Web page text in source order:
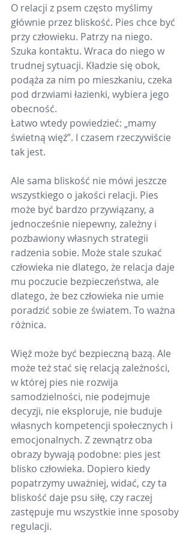
O relacji z psem często myślimy
głównie przez bliskość. Pies chce być
przy człowieku. Patrzy na niego.
Szuka kontaktu. Wraca do niego w
trudnej sytuacji. Kładzie się obok,
podąża za nim po mieszkaniu, czeka
pod drzwiami łazienki, wybiera jego
obecność.
Łatwo wtedy powiedzieć: „mamy
świetną więź”. I czasem rzeczywiście
tak jest.
Ale sama bliskość nie mówi jeszcze
wszystkiego o jakości relacji. Pies
może być bardzo przywiązany, a
jednocześnie niepewny, zależny i
pozbawiony własnych strategii
radzenia sobie. Może stale szukać
człowieka nie dlatego, że relacja daje
mu poczucie bezpieczeństwa, ale
dlatego, że bez człowieka nie umie
poradzić sobie ze światem. To ważna
różnica.
Więź może być bezpieczną bazą. Ale
może też stać się relacją zależności,
w której pies nie rozwija
samodzielności, nie podejmuje
decyzji, nie eksploruje, nie buduje
własnych kompetencji społecznych i
emocjonalnych. Z zewnątrz oba
obrazy bywają podobne: pies jest
blisko człowieka. Dopiero kiedy
popatrzymy uważniej, widać, czy ta
bliskość daje psu siłę, czy raczej
zastępuje mu wszystkie inne sposoby
regulacji.